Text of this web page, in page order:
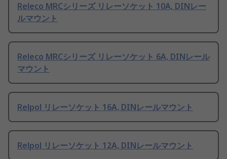
Releco MRCシリーズ リレーソケット 10A, DINレー
ルマウント
Releco MRCシリーズ リレーソケット 6A, DINレール
マウント
Relpol リレーソケット 16A, DINレールマウント
Relpol リレーソケット 12A, DINレールマウント